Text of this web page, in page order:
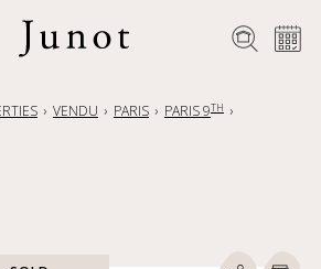
VENDU PARIS PARIS 9TH